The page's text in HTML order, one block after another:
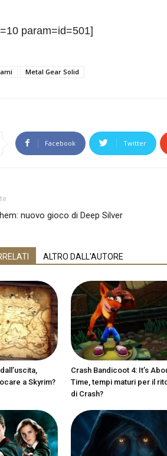
param=id=501]
Metal Gear Solid
Facebook Twitter
nuovo gioco di Deep Silver
ALTRO DALL'AUTORE
a Skyrim?
Crash Bandicoot 4: It’s
Time, tempi maturi per il
di Crash?